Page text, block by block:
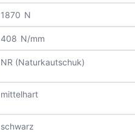
1870
408
NR (Naturkautschuk)
mittelhart
schwarz